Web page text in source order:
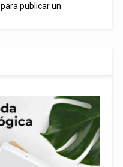
para publicar un